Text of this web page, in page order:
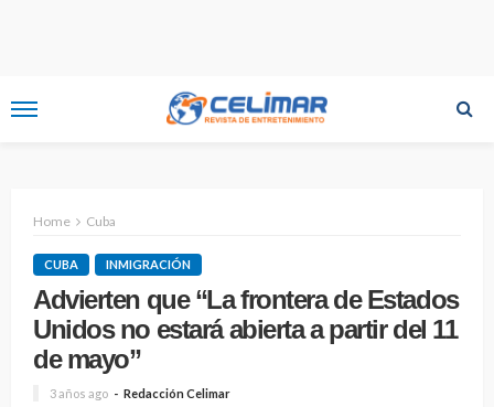
Home Cuba
CUBA INMIGRACIÓN
Advierten que “La frontera de Estados
Unidos no estará abierta a partir del 11
de mayo”
3 años ago Redacción Celimar